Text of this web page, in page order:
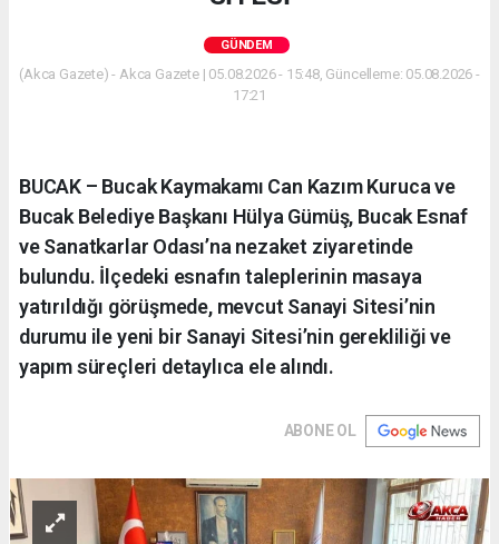
GÜNDEM
(Akca Gazete) - Akca Gazete | 05.08.2026 - 15:48, Güncelleme: 05.08.2026 -
17:21
BUCAK – Bucak Kaymakamı Can Kazım Kuruca ve
Bucak Belediye Başkanı Hülya Gümüş, Bucak Esnaf
ve Sanatkarlar Odası’na nezaket ziyaretinde
bulundu. İlçedeki esnafın taleplerinin masaya
yatırıldığı görüşmede, mevcut Sanayi Sitesi’nin
durumu ile yeni bir Sanayi Sitesi’nin gerekliliği ve
yapım süreçleri detaylıca ele alındı.
ABONE OL